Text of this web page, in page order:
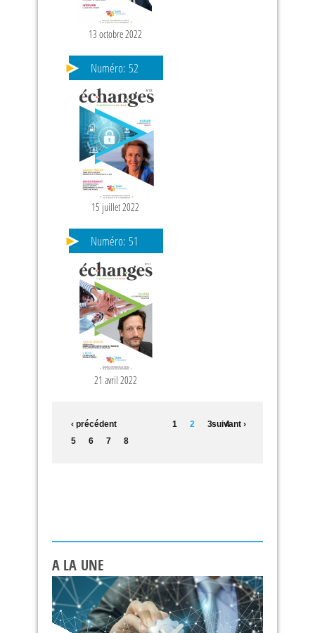
13 octobre 2022
Numéro: 52
15 juillet 2022
Numéro: 51
21 avril 2022
‹ précédent 1 2 3
4
5
6 7 8
suivant ›
A LA UNE